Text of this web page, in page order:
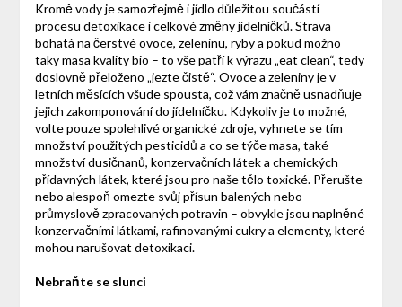
Kromě vody je samozřejmě i jídlo důležitou součástí
procesu detoxikace i celkové změny jídelníčků. Strava
bohatá na čerstvé ovoce, zeleninu, ryby a pokud možno
taky masa kvality bio – to vše patří k výrazu „eat clean“, tedy
doslovně přeloženo „jezte čistě“. Ovoce a zeleniny je v
letních měsících všude spousta, což vám značně usnadňuje
jejich zakomponování do jídelníčku. Kdykoliv je to možné,
volte pouze spolehlivé organické zdroje, vyhnete se tím
množství použitých pesticidů a co se týče masa, také
množství dusičnanů, konzervačních látek a chemických
přídavných látek, které jsou pro naše tělo toxické. Přerušte
nebo alespoň omezte svůj přísun balených nebo
průmyslově zpracovaných potravin – obvykle jsou naplněné
konzervačními látkami, rafinovanými cukry a elementy, které
mohou narušovat detoxikaci.
Nebraňte se slunci